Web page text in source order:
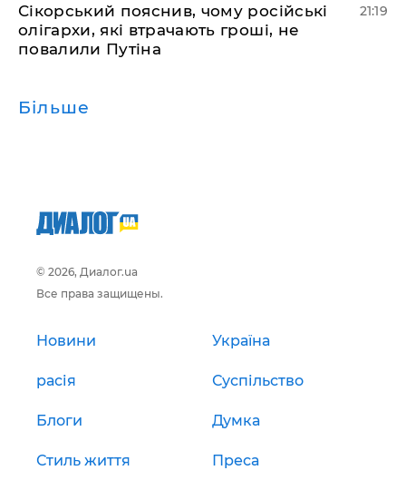
​Сікорський пояснив, чому російські
олігархи, які втрачають гроші, не
повалили Путіна
21:19
Більше
© 2026, Диалог.ua
Все права защищены.
Новини Україна
расія Суспільство
Блоги Думка
Стиль життя Преса